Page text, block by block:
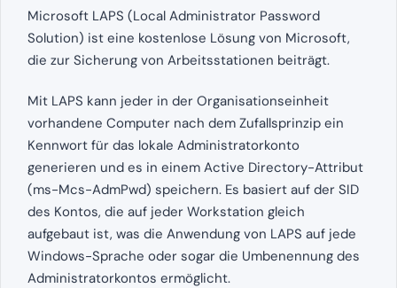
Microsoft LAPS (Local Administrator Password
Solution) ist eine kostenlose Lösung von Microsoft,
die zur Sicherung von Arbeitsstationen beiträgt.
Mit LAPS kann jeder in der Organisationseinheit
vorhandene Computer nach dem Zufallsprinzip ein
Kennwort für das lokale Administratorkonto
generieren und es in einem Active Directory-Attribut
(ms-Mcs-AdmPwd) speichern. Es basiert auf der SID
des Kontos, die auf jeder Workstation gleich
aufgebaut ist, was die Anwendung von LAPS auf jede
Windows-Sprache oder sogar die Umbenennung des
Administratorkontos ermöglicht.